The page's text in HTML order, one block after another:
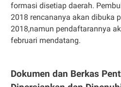
formasi disetiap daerah.
2018 rencananya akan dibuka
2018,namun pendaftarannya
februari mendatang.
Dokumen dan Berkas